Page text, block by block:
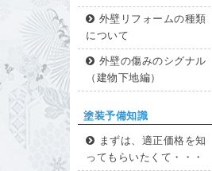
外壁リフォームの種類
について
外壁の傷みのシグナル
（建物下地編）
塗装予備知識
まずは、適正価格を知
ってもらいたくて・・・